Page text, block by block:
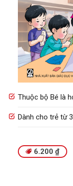
Thuộc bộ Bé là
Dành cho trẻ từ
6.200 ₫